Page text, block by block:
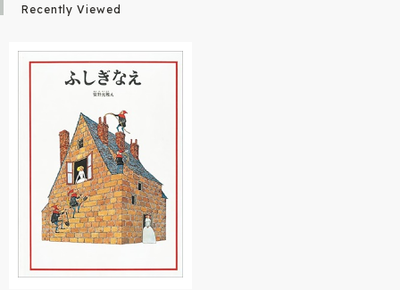
Recently Viewed